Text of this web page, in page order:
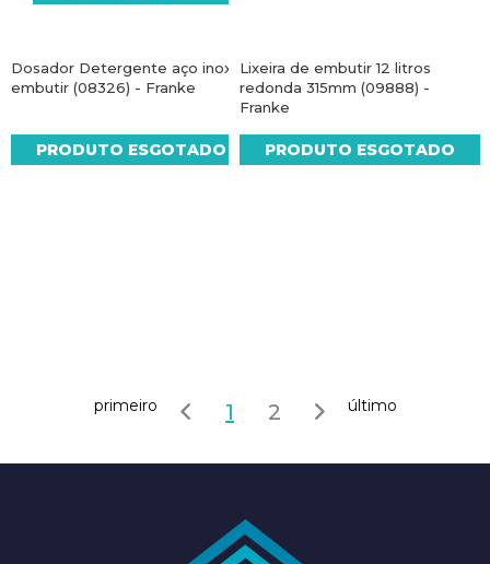
Dosador Detergente aço inox
embutir (08326) - Franke
PRODUTO ESGOTADO
Lixeira de embutir 12 litros
redonda 315mm (09888) -
Franke
PRODUTO ESGOTADO
primeiro 1 2 último